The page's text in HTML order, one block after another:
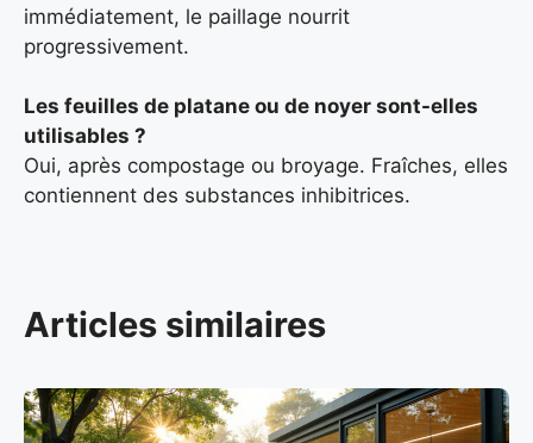
immédiatement, le paillage nourrit
progressivement.
Les feuilles de platane ou de noyer sont-elles
utilisables ?
Oui, après compostage ou broyage. Fraîches, elles
contiennent des substances inhibitrices.
Articles similaires